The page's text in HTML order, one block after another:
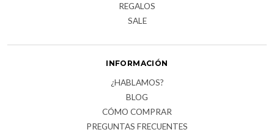
REGALOS
SALE
INFORMACIÓN
¿HABLAMOS?
BLOG
CÓMO COMPRAR
PREGUNTAS FRECUENTES